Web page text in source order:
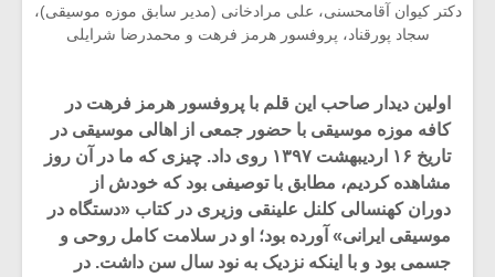
دکتر کیوان آقامحسنی، علی مرادخانی (مدیر سابق موزه موسیقی)،
سجاد پورقناد، پروفسور هرمز فرهت و محمدرضا شرایلی
اولین دیدار صاحب این قلم با پروفسور هرمز فرهت در
کافه موزه موسیقی با حضور جمعی از اهالی موسیقی در
تاریخ ۱۶ اردیبهشت ۱۳۹۷ روی داد. چیزی که ما در آن روز
مشاهده کردیم، مطابق با توصیفی بود که خودش از
دوران کهنسالی کلنل علینقی وزیری در کتاب «دستگاه در
موسیقی ایرانی» آورده بود؛ او در سلامت کامل روحی و
جسمی بود و با اینکه نزدیک به نود سال سن داشت. در